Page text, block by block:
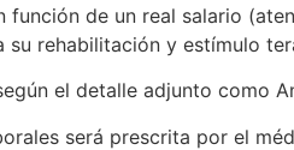
de un real salario
rehabilitación y estímulo
el detalle adjunto como
será prescrita por el